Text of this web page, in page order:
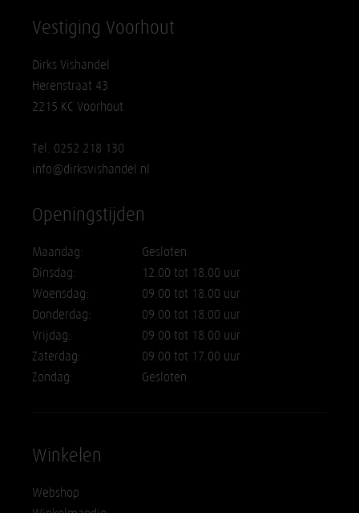
Vestiging Voorhout
Dirks Vishandel
Herenstraat 43
2215 KC Voorhout
Tel. 0252 218 130
info@dirksvishandel.nl
Openingstijden
Maandag:
Gesloten
Dinsdag:
12.00 tot 18.00 uur
Woensdag:
09.00 tot 18.00 uur
Donderdag:
09.00 tot 18.00 uur
Vrijdag:
09.00 tot 18.00 uur
Zaterdag:
09.00 tot 17.00 uur
Zondag:
Gesloten
Winkelen
Webshop